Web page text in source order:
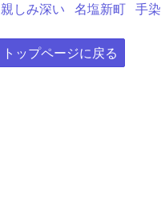
親しみ深い 名塩新町 手染
トップページに戻る